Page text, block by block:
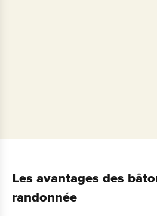
Les avantages des
randonnée